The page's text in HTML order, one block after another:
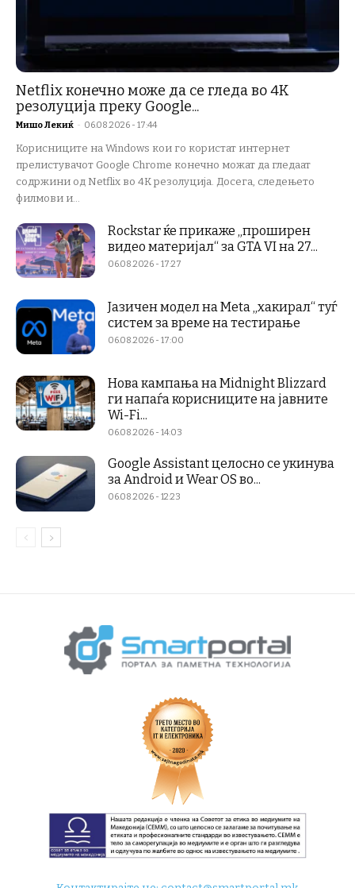
Netflix конечно може да се гледа во 4K
резолуција преку Google...
Мишо Лекиќ - 06.08.2026 - 17:44
Корисниците на Windows кои го користат интернет
прелистувачот Google Chrome конечно можат да гледаат
содржини од Netflix во 4K резолуција. Досега, следењето
филмови и...
Rockstar ќе прикаже „проширен
видео материјал“ за GTA VI на 27...
06.08.2026 - 17:27
Јазичен модел на Meta „хакирал“ туѓ
систем за време на тестирање
06.08.2026 - 17:00
Нова кампања на Midnight Blizzard
ги напаѓа корисниците на јавните
Wi-Fi...
06.08.2026 - 14:03
Google Assistant целосно се укинува
за Android и Wear OS во...
06.08.2026 - 12:23